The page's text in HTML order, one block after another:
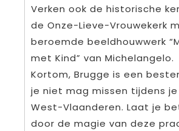
Verken ook de historische
de Onze-Lieve-Vrouwekerk
beroemde beeldhouwwerk
met Kind” van Michelangelo.
Kortom, Brugge is een
je niet mag missen tijdens
West-Vlaanderen. Laat je
door de magie van deze